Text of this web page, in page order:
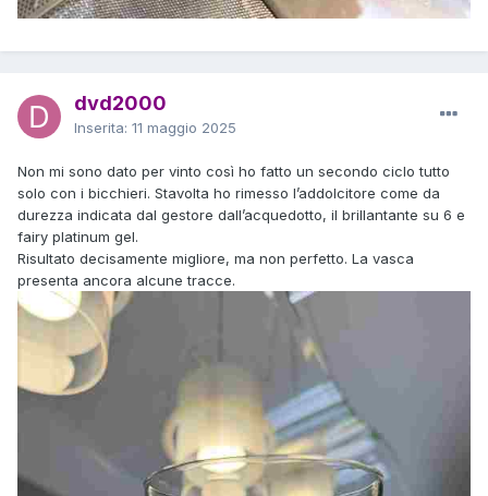
dvd2000
Inserita: 11 maggio 2025
Non mi sono dato per vinto così ho fatto un secondo ciclo tutto
solo con i bicchieri. Stavolta ho rimesso l’addolcitore come da
durezza indicata dal gestore dall’acquedotto, il brillantante su 6 e
fairy platinum gel.
Risultato decisamente migliore, ma non perfetto. La vasca
presenta ancora alcune tracce.